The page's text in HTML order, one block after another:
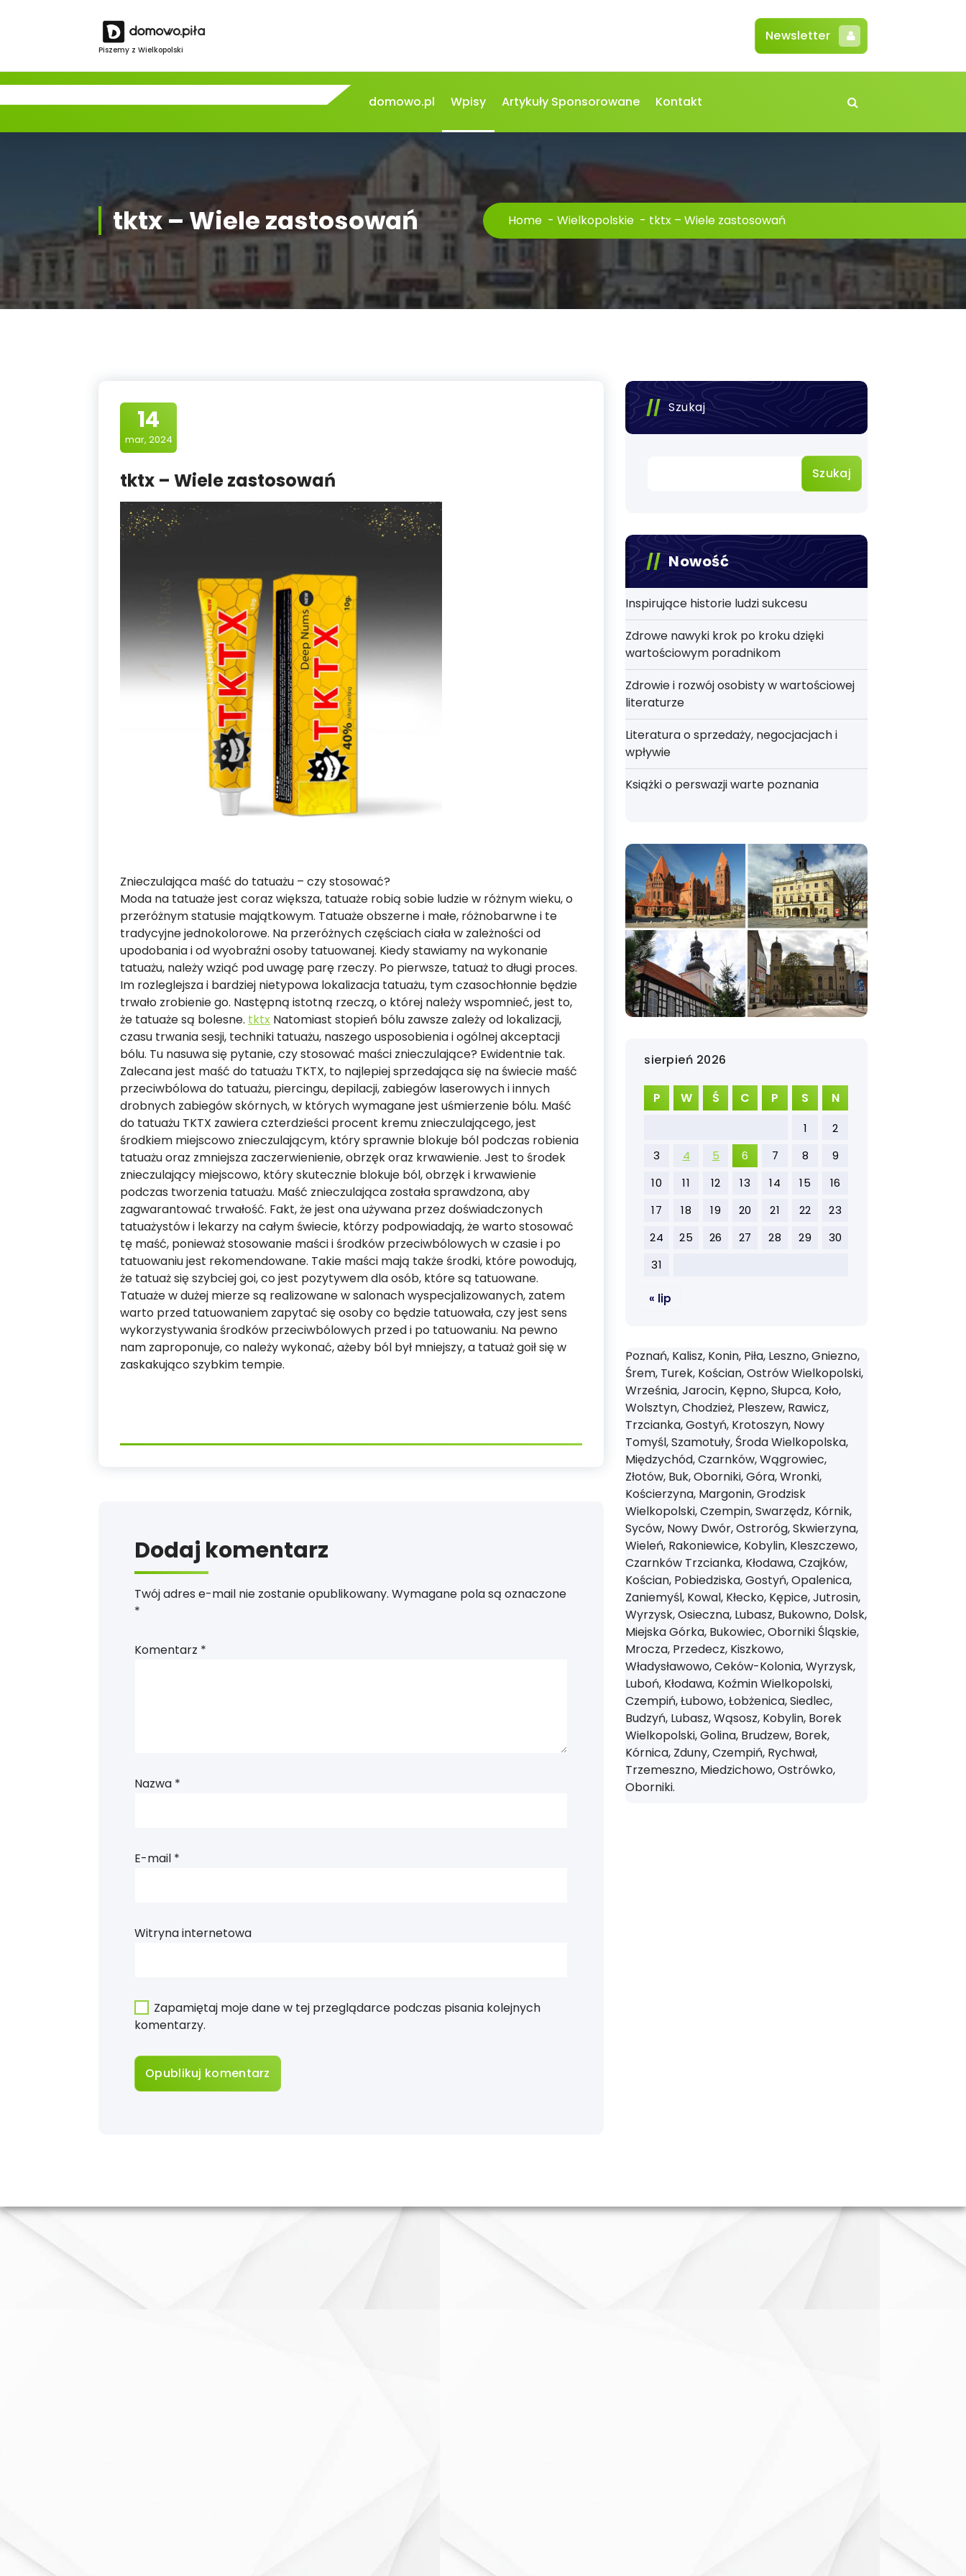
Piszemy z Wielkopolski
Newsletter
domowo.pl Wpisy Artykuły Sponsorowane Kontakt
tktx – Wiele zastosowań Home - Wielkopolskie - tktx – Wiele zastosowań
14
mar, 2024
tktx – Wiele zastosowań
Znieczulająca maść do tatuażu – czy stosować?
Moda na tatuaże jest coraz większa, tatuaże robią sobie ludzie w różnym wieku, o
przeróżnym statusie majątkowym. Tatuaże obszerne i małe, różnobarwne i te
tradycyjne jednokolorowe. Na przeróżnych częściach ciała w zależności od
upodobania i od wyobraźni osoby tatuowanej. Kiedy stawiamy na wykonanie
tatuażu, należy wziąć pod uwagę parę rzeczy. Po pierwsze, tatuaż to długi proces.
Im rozleglejsza i bardziej nietypowa lokalizacja tatuażu, tym czasochłonnie będzie
trwało zrobienie go. Następną istotną rzeczą, o której należy wspomnieć, jest to,
że tatuaże są bolesne. tktx Natomiast stopień bólu zawsze zależy od lokalizacji,
czasu trwania sesji, techniki tatuażu, naszego usposobienia i ogólnej akceptacji
bólu. Tu nasuwa się pytanie, czy stosować maści znieczulające? Ewidentnie tak.
Zalecana jest maść do tatuażu TKTX, to najlepiej sprzedająca się na świecie maść
przeciwbólowa do tatuażu, piercingu, depilacji, zabiegów laserowych i innych
drobnych zabiegów skórnych, w których wymagane jest uśmierzenie bólu. Maść
do tatuażu TKTX zawiera czterdzieści procent kremu znieczulającego, jest
środkiem miejscowo znieczulającym, który sprawnie blokuje ból podczas robienia
tatuażu oraz zmniejsza zaczerwienienie, obrzęk oraz krwawienie. Jest to środek
znieczulający miejscowo, który skutecznie blokuje ból, obrzęk i krwawienie
podczas tworzenia tatuażu. Maść znieczulająca została sprawdzona, aby
zagwarantować trwałość. Fakt, że jest ona używana przez doświadczonych
tatuażystów i lekarzy na całym świecie, którzy podpowiadają, że warto stosować
tę maść, ponieważ stosowanie maści i środków przeciwbólowych w czasie i po
tatuowaniu jest rekomendowane. Takie maści mają także środki, które powodują,
że tatuaż się szybciej goi, co jest pozytywem dla osób, które są tatuowane.
Tatuaże w dużej mierze są realizowane w salonach wyspecjalizowanych, zatem
warto przed tatuowaniem zapytać się osoby co będzie tatuowała, czy jest sens
wykorzystywania środków przeciwbólowych przed i po tatuowaniu. Na pewno
nam zaproponuje, co należy wykonać, ażeby ból był mniejszy, a tatuaż goił się w
zaskakująco szybkim tempie.
Dodaj komentarz
Twój adres e-mail nie zostanie opublikowany. Wymagane pola są oznaczone
*
Komentarz *
Nazwa *
E-mail *
Witryna internetowa
Zapamiętaj moje dane w tej przeglądarce podczas pisania kolejnych
komentarzy.
Szukaj
Szukaj
Nowość
Inspirujące historie ludzi sukcesu
Zdrowe nawyki krok po kroku dzięki
wartościowym poradnikom
Zdrowie i rozwój osobisty w wartościowej
literaturze
Literatura o sprzedaży, negocjacjach i
wpływie
Książki o perswazji warte poznania
sierpień 2026
P W Ś C P S N
1
2
3
4 5 6 7 8
9
10
11 12 13 14 15
16
17
18 19 20 21 22
23
24
25 26 27 28 29
30
31
« lip
Poznań, Kalisz, Konin, Piła, Leszno, Gniezno,
Śrem, Turek, Kościan, Ostrów Wielkopolski,
Września, Jarocin, Kępno, Słupca, Koło,
Wolsztyn, Chodzież, Pleszew, Rawicz,
Trzcianka, Gostyń, Krotoszyn, Nowy
Tomyśl, Szamotuły, Środa Wielkopolska,
Międzychód, Czarnków, Wągrowiec,
Złotów, Buk, Oborniki, Góra, Wronki,
Kościerzyna, Margonin, Grodzisk
Wielkopolski, Czempin, Swarzędz, Kórnik,
Syców, Nowy Dwór, Ostroróg, Skwierzyna,
Wieleń, Rakoniewice, Kobylin, Kleszczewo,
Czarnków Trzcianka, Kłodawa, Czajków,
Kościan, Pobiedziska, Gostyń, Opalenica,
Zaniemyśl, Kowal, Kłecko, Kępice, Jutrosin,
Wyrzysk, Osieczna, Lubasz, Bukowno, Dolsk,
Miejska Górka, Bukowiec, Oborniki Śląskie,
Mrocza, Przedecz, Kiszkowo,
Władysławowo, Ceków-Kolonia, Wyrzysk,
Luboń, Kłodawa, Koźmin Wielkopolski,
Czempiń, Łubowo, Łobżenica, Siedlec,
Budzyń, Lubasz, Wąsosz, Kobylin, Borek
Wielkopolski, Golina, Brudzew, Borek,
Kórnica, Zduny, Czempiń, Rychwał,
Trzemeszno, Miedzichowo, Ostrówko,
Oborniki.